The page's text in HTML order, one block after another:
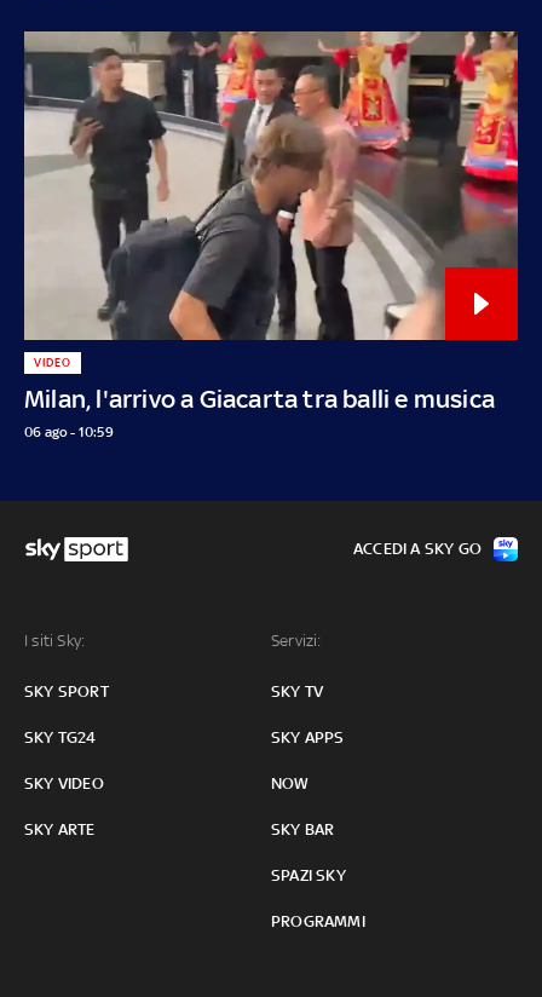
Milan, l'arrivo a Giacarta tra balli e musica
VIDEO
06 ago - 10:59
I siti Sky:
SKY SPORT
SKY TG24
SKY VIDEO
SKY ARTE
Servizi:
SKY TV
SKY APPS
NOW
SKY BAR
SPAZI SKY
PROGRAMMI
ACCEDI A SKY GO